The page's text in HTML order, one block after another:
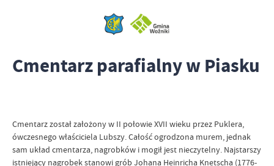
Cmentarz parafialny w Piasku
Cmentarz został założony w II połowie XVII wieku przez Puklera,
ówczesnego właściciela Lubszy. Całość ogrodzona murem, jednak
sam układ cmentarza, nagrobków i mogił jest nieczytelny. Najstarszy
istniejący nagrobek stanowi grób Johana Heinricha Knetscha (1776-